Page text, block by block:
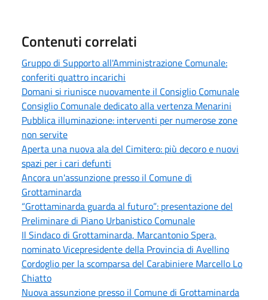
Contenuti correlati
Gruppo di Supporto all'Amministrazione Comunale:
conferiti quattro incarichi
Domani si riunisce nuovamente il Consiglio Comunale
Consiglio Comunale dedicato alla vertenza Menarini
Pubblica illuminazione: interventi per numerose zone
non servite
Aperta una nuova ala del Cimitero: più decoro e nuovi
spazi per i cari defunti
Ancora un'assunzione presso il Comune di
Grottaminarda
“Grottaminarda guarda al futuro”: presentazione del
Preliminare di Piano Urbanistico Comunale
Il Sindaco di Grottaminarda, Marcantonio Spera,
nominato Vicepresidente della Provincia di Avellino
Cordoglio per la scomparsa del Carabiniere Marcello Lo
Chiatto
Nuova assunzione presso il Comune di Grottaminarda